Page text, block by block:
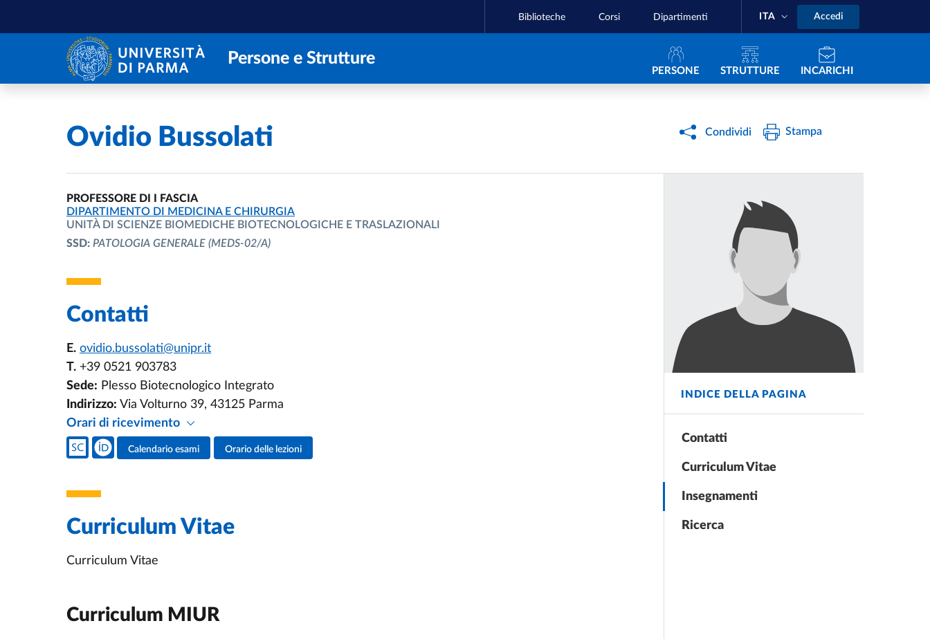
Biblioteche Corsi Dipartimenti ITA Accedi
Persone e Strutture Navigazione principale
PERSONE STRUTTURE INCARICHI
Home
Ovidio Bussolati Condividi Stampa
INDICE DELLA PAGINA
Contatti
Curriculum Vitae
Insegnamenti
Ricerca
PROFESSORE DI I FASCIA
UNITÀ ORGANIZZATIVA AFFERENTE:
DIPARTIMENTO DI MEDICINA E CHIRURGIA
UNITÀ DI SCIENZE BIOMEDICHE BIOTECNOLOGICHE E TRASLAZIONALI
SSD: PATOLOGIA GENERALE (MEDS-02/A)
Contatti
E. ovidio.bussolati@unipr.it
T. +39 0521 903783
Sede: Plesso Biotecnologico Integrato
Indirizzo: Via Volturno 39, 43125 Parma
Orari di ricevimento
Social del docente
Calendario esami Orario delle lezioni
Curriculum Vitae
Curriculum Vitae
Curriculum MIUR